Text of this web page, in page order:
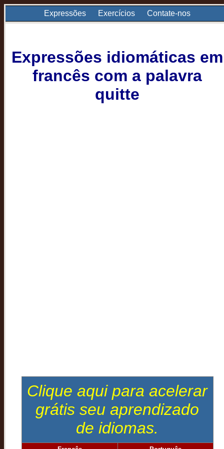
Expressões Exercícios Contate-nos
Expressões idiomáticas em
francês com a palavra
quitte
Clique aqui para acelerar
grátis seu aprendizado
de idiomas.